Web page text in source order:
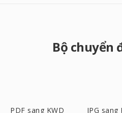
Bộ chuyển
PDF sang KWD JPG sang